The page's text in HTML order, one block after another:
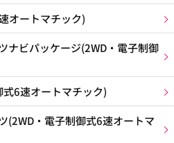
オートマチック)
ビパッケージ(2WD・電子制御
6速オートマチック)
・電子制御式6速オートマ